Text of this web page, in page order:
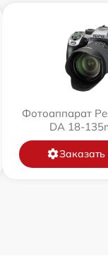
Фотоаппарат
DA 18-
Заказать